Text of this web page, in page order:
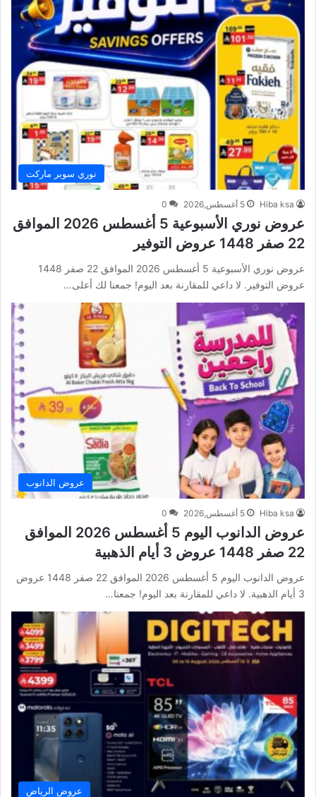
نوري سوبر ماركت
Hiba ksa 5 أغسطس,2026 0
عروض نوري الأسبوعية 5 أغسطس 2026 الموافق
22 صفر 1448 عروض التوفير
عروض نوري الأسبوعية 5 أغسطس 2026 الموافق 22 صفر 1448
عروض التوفير. لا داعي للمقارنة بعد اليوم! جمعنا لك أعلى…
عروض الدانوب
Hiba ksa 5 أغسطس,2026 0
عروض الدانوب اليوم 5 أغسطس 2026 الموافق
22 صفر 1448 عروض 3 أيام الذهبية
عروض الدانوب اليوم 5 أغسطس 2026 الموافق 22 صفر 1448 عروض
3 أيام الذهبية. لا داعي للمقارنة بعد اليوم! جمعنا…
عروض الرياض